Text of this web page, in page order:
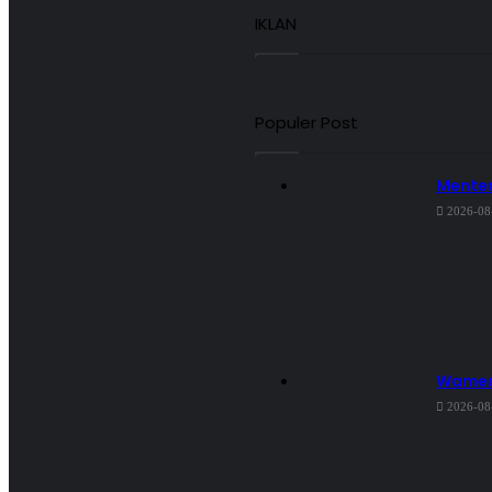
IKLAN
Populer Post
2026-
2026-